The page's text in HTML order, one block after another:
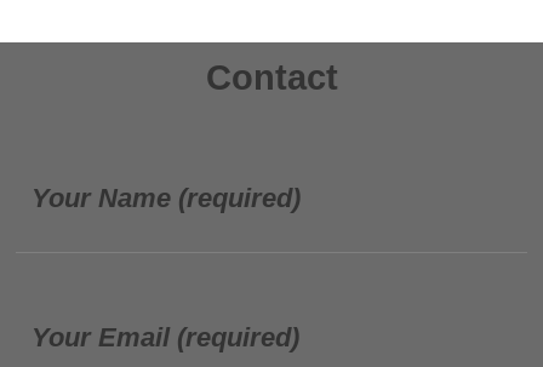
Contact
Your Name (required)
Your Email (required)